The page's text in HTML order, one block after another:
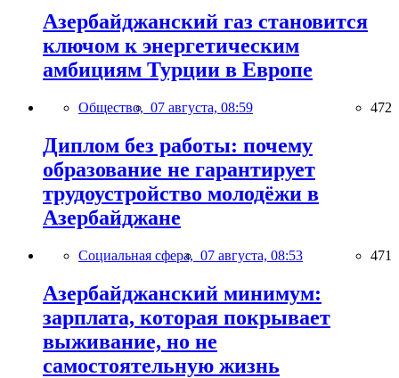
Азербайджанский газ становится
ключом к энергетическим
амбициям Турции в Европе
Общество, 07 августа, 08:59 472
Диплом без работы: почему
образование не гарантирует
трудоустройство молодёжи в
Азербайджане
Социальная сфера, 07 августа, 08:53 471
Азербайджанский минимум:
зарплата, которая покрывает
выживание, но не
самостоятельную жизнь